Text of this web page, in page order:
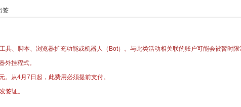
签
、脚本、浏览器扩充功能或机器人（Bot）。与此类活动相关联的账户可能会被暂时限
外挂程式。
。
​从4月7日起，此费用必须提前支付。
签证。